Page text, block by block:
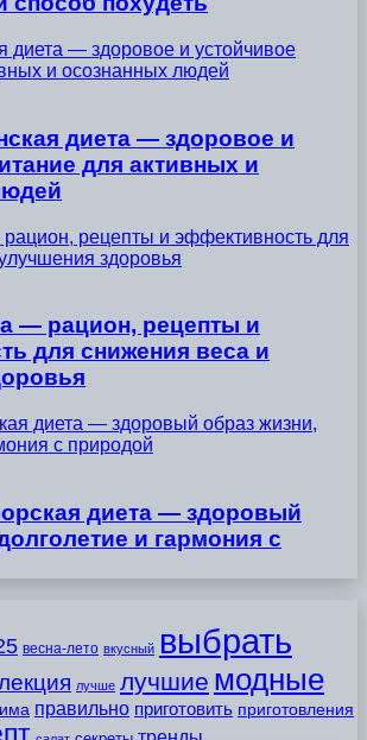
диета — здоровое и устойчивое
и осознанных людей
диета — здоровое и
для активных и
рецепты и эффективность для
здоровья
— рацион, рецепты и
для снижения веса и
диета — здоровый образ жизни,
с природой
диета — здоровый
и гармония с
весна-лето вкусный выбрать
лучше лучшие модные
правильно приготовить приготовления